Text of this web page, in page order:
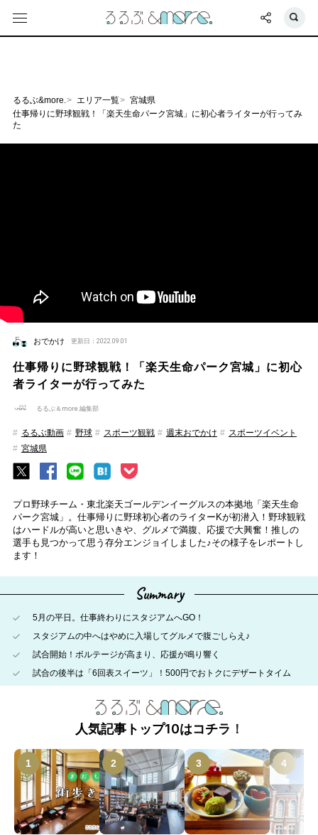
るるぶ&more. エリア一覧
宮城県
仕事帰りに野球観戦！「楽天生命パーク宮城」に初心者ライターが行ってみ
た
おでかけ 更新日：2022.09.01
仕事帰りに野球観戦！「楽天生命パーク宮城」に初心
者ライターが行ってみた
るるぶ＆more.編集部
るるぶ動画 野球 スポーツ観戦 週末おでかけ
スポーツイベント
宮城県
プロ野球チーム・東北楽天ゴールデンイーグルスの本拠地「楽天生命
パーク宮城」。仕事帰りに野球初心者のライターKが初潜入！野球観戦
はハードルが高いと思いきや、グルメで満腹、応援で大興奮！推しの
選手も見つかって思う存分エンジョイしました♪その様子をレポートし
ます！
Summary
5月の平日。仕事終わりにスタジアムへGO！
スタジアムの中へはやめに入場してグルメで腹ごしらえ♪
試合開始！ボルテージが高まり、応援が鳴り響く
試合の後半は「6回表スイーツ」！500円でおトクにデザートタイム
人気記事トップ10はコチラ！